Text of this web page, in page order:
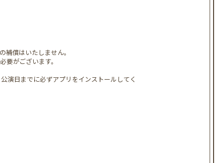
償はいたしません。
がございます。
日までに必ずアプリをインストールしてく